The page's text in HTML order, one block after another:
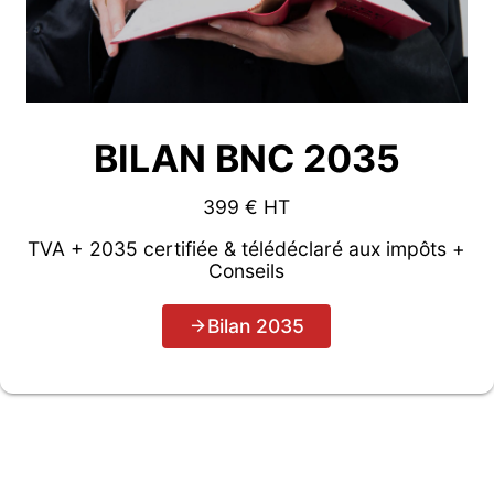
BILAN BNC 2035
399 € HT
TVA + 2035 certifiée & télédéclaré aux impôts +
Conseils
Bilan 2035